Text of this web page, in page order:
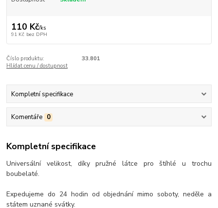
110 Kč/ks
91 Kč bez DPH
Číslo produktu:
33.801
Hlídat cenu / dostupnost
Kompletní specifikace
Komentáře 0
Kompletní specifikace
Universální velikost, díky pružné látce pro štíhlé u trochu
boubelaté.
Expedujeme do 24 hodin od objednání mimo soboty, neděle a
státem uznané svátky.